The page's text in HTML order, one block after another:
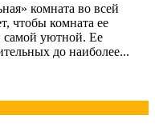
комната во всей
чтобы комната ее
самой уютной. Ее
до наиболее...